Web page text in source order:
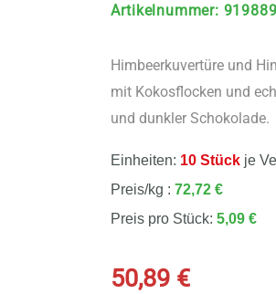
Artikelnummer:
Himbeerkuvertüre und
mit Kokosflocken und
und dunkler Schokolade.
Einheiten: 10 Stück je
Preis/kg :72,72 €
Preis pro Stück:5,09 €
50,89 €